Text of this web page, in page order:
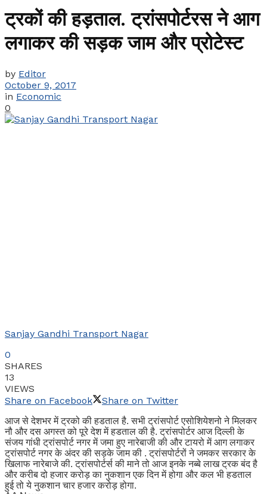
ट्रकों की हड़ताल. ट्रांसपोर्टरस ने आग
लगाकर की सड़क जाम और प्रोटेस्ट
by Editor
October 9, 2017
in Economic
0
Sanjay Gandhi Transport Nagar
0
SHARES
13
VIEWS
Share on Facebook
Share on Twitter
आज से देशभर में ट्रको की हडताल है. सभी ट्रांसपोर्ट एसोशियेशनो ने मिलकर
नौ और दस अगस्त को पूरे देश में हडताल की है. ट्रांसपोर्टर आज दिल्ली के
संजय गांधी ट्रांसपोर्ट नगर में जमा हुए नारेबाजी की और टायरो में आग लगाकर
ट्रांसपोर्ट नगर के अंदर की सड़के जाम की . ट्रांसपोर्टरों ने जमकर सरकार के
खिलाफ नारेबाजे की. ट्रांसपोर्टर्स की माने तो आज इनके नब्बे लाख ट्रक बंद है
और करीब दो हजार करोड़ का नुकशान एक दिन में होगा और कल भी हडताल
हुई तो ये नुकशान चार हजार करोड़ होगा.